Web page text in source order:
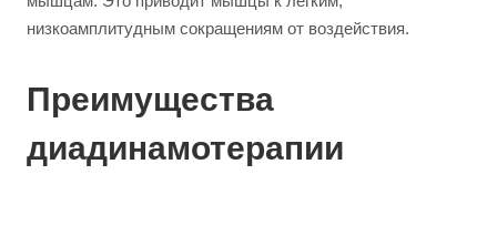
низкоамплитудным сокращениям от воздействия.
Преимущества
диадинамотерапии